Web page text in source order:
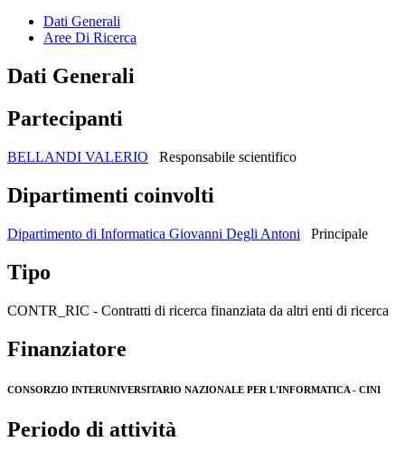
Dati Generali
Aree Di Ricerca
Dati Generali
Partecipanti
BELLANDI VALERIO Responsabile scientifico
Dipartimenti coinvolti
Dipartimento di Informatica Giovanni Degli Antoni Principale
Tipo
CONTR_RIC - Contratti di ricerca finanziata da altri enti di ricerca
Finanziatore
CONSORZIO INTERUNIVERSITARIO NAZIONALE PER L'INFORMATICA - CINI
Periodo di attività